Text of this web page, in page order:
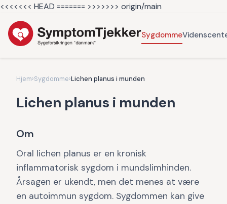
<<<<<<< HEAD ======= >>>>>>> origin/main
Sygdomme
Hjem›Sygdomme›Lichen planus i munden
Lichen planus i munden
Om
Oral lichen planus er en kronisk
inflammatorisk sygdom i mundslimhinden.
Årsagen er ukendt, men det menes at være
en autoimmun sygdom. Sygdommen kan give